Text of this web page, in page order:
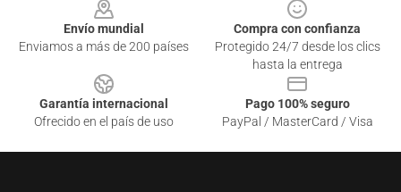
Envío mundial
Enviamos a más de 200 países
Compra con confianza
Protegido 24/7 desde los clics
hasta la entrega
Garantía internacional
Ofrecido en el país de uso
Pago 100% seguro
PayPal / MasterCard / Visa